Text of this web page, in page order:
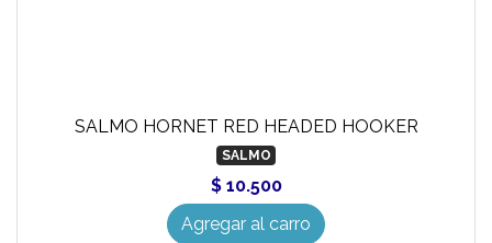
SALMO HORNET RED HEADED HOOKER
SALMO
$ 10.500
Agregar al carro